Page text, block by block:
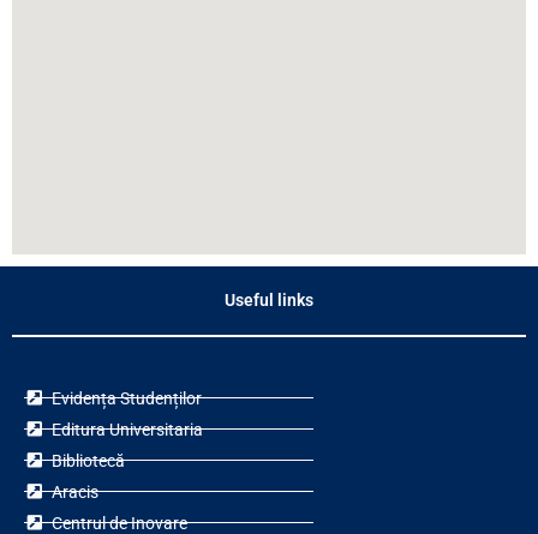
Useful links
Evidența Studenților
Editura Universitaria
Bibliotecă
Aracis
Centrul de Inovare